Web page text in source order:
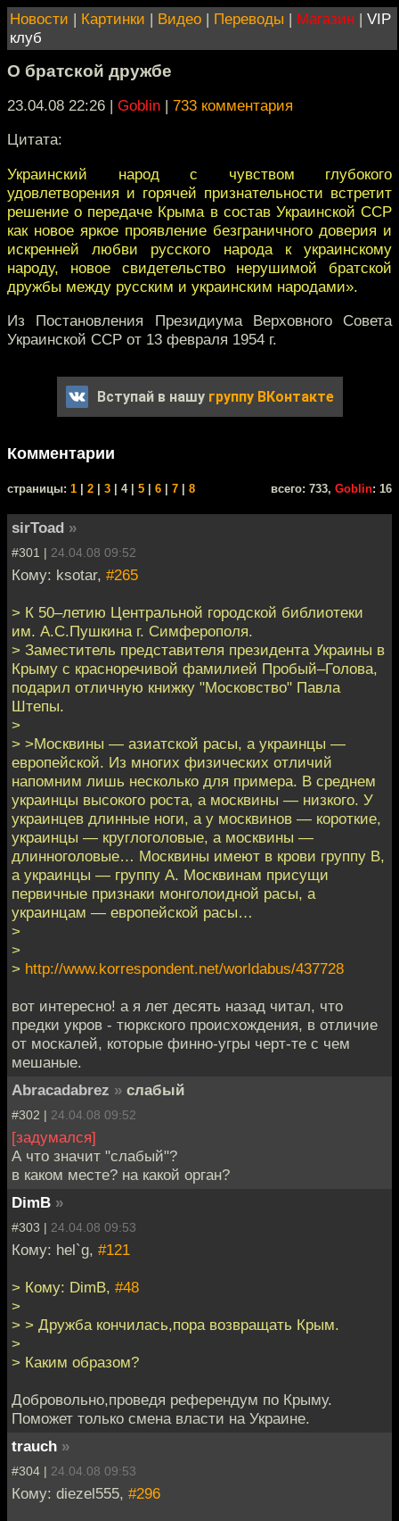
Новости | Картинки | Видео | Переводы | Магазин | VIP
клуб
О братской дружбе
23.04.08 22:26 | Goblin | 733 комментария
Цитата:
Украинский народ с чувством глубокого
удовлетворения и горячей признательности встретит
решение о передаче Крыма в состав Украинской ССР
как новое яркое проявление безграничного доверия и
искренней любви русского народа к украинскому
народу, новое свидетельство нерушимой братской
дружбы между русским и украинским народами».
Из Постановления Президиума Верховного Совета
Украинской ССР от 13 февраля 1954 г.
Вступай в нашу группу ВКонтакте
Комментарии
cтраницы: 1 2 3 | 4 | 5 6 7 8 всего: 733, Goblin: 16
sirToad »
#301 | 24.04.08 09:52
Кому: ksotar, #265
> К 50–летию Центральной городской библиотеки
им. А.С.Пушкина г. Симферополя.
> Заместитель представителя президента Украины в
Крыму с красноречивой фамилией Пробый–Голова,
подарил отличную книжку "Московство" Павла
Штепы.
>
> >Москвины — азиатской расы, а украинцы —
европейской. Из многих физических отличий
напомним лишь несколько для примера. В среднем
украинцы высокого роста, а москвины — низкого. У
украинцев длинные ноги, а у москвинов — короткие,
украинцы — круглоголовые, а москвины —
длинноголовые… Москвины имеют в крови группу В,
а украинцы — группу А. Москвинам присущи
первичные признаки монголоидной расы, а
украинцам — европейской расы…
>
>
> http://www.korrespondent.net/worldabus/437728
вот интересно! а я лет десять назад читал, что
предки укров - тюркского происхождения, в отличие
от москалей, которые финно-угры черт-те с чем
мешаные.
Abracadabrez » слабый
#302 | 24.04.08 09:52
[задумался]
А что значит "слабый"?
в каком месте? на какой орган?
DimB »
#303 | 24.04.08 09:53
Кому: hel`g, #121
> Кому: DimB, #48
>
> > Дружба кончилась,пора возвращать Крым.
>
> Каким образом?
Добровольно,проведя референдум по Крыму.
Поможет только смена власти на Украине.
trauch »
#304 | 24.04.08 09:53
Кому: diezel555, #296